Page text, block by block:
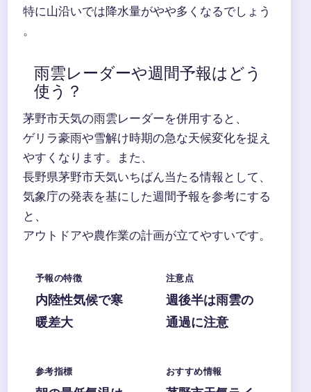
特に山沿いでは降水量がやや多くなるでしょう
。
雨雲レーダーや週間予報はどう
使う？
茅野市天気の雨雲レーダーを併用すると、
ゲリラ豪雨や雪解け時期の急な天候変化を捉え
やすくなります。また、
長野県茅野市天気いちばん当たる情報として、
気象庁の発表を基にした週間予報を参考にする
と、
アウトドアや農作業の計画が立てやすいです。
予報の特徴
内陸性気候で寒
暖差大
注意点
週後半は雨雲の
通過に注意
参考指標 おすすめ情報